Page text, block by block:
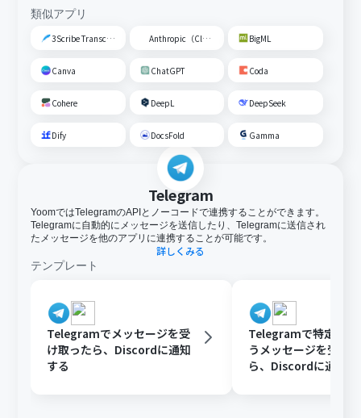
類似アプリ
3Scribe Transcription Anthropic（Claude） BigML
Canva ChatGPT Coda
Cohere DeepL DeepSeek
Dify DocsFold Gamma
Telegram
YoomではTelegramのAPIとノーコードで連携することができます。
Telegramに自動的にメッセージを送信したり、Telegramに送信され
たメッセージを他のアプリに連携することが可能です。
詳しくみる
テンプレート
Telegramでメッセージを受
け取ったら、Discordに通知
する
Telegramで特定の条
うメッセージを受け
ら、Discordに通知